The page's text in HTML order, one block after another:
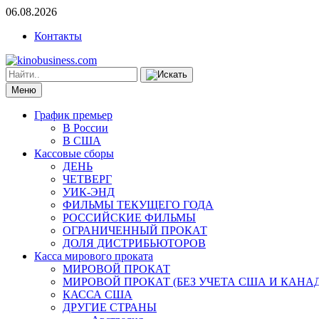
06.08.2026
Контакты
Меню
График премьер
В России
В США
Кассовые сборы
ДЕНЬ
ЧЕТВЕРГ
УИК-ЭНД
ФИЛЬМЫ ТЕКУЩЕГО ГОДА
РОССИЙСКИЕ ФИЛЬМЫ
ОГРАНИЧЕННЫЙ ПРОКАТ
ДОЛЯ ДИСТРИБЬЮТОРОВ
Касса мирового проката
МИРОВОЙ ПРОКАТ
МИРОВОЙ ПРОКАТ (БЕЗ УЧЕТА США И
КАССА США
ДРУГИЕ СТРАНЫ